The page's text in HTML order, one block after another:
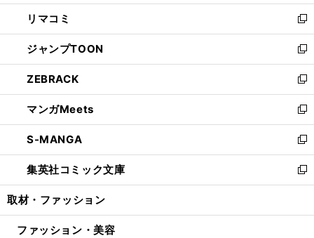
ウ
で
開
く
ン
ド
ウ
で
開
く
ウ
ィ
ン
ド
ウ
で
開
く
し
い
ウ
ィ
ン
ド
ウ
で
開
く
リマコミ
新
し
い
ウ
ィ
ン
ド
ウ
で
開
く
ジャンプTOON
新
し
い
ウ
ィ
ン
ド
ウ
で
開
ZEBRACK
新
し
い
ウ
ィ
ン
ド
ウ
開
マンガMeets
新
し
い
ウ
ィ
ン
ウ
S-MANGA
新
し
い
ウ
ン
集英社コミック文庫
新
し
ウ
取材・ファッション
ファッション・美容